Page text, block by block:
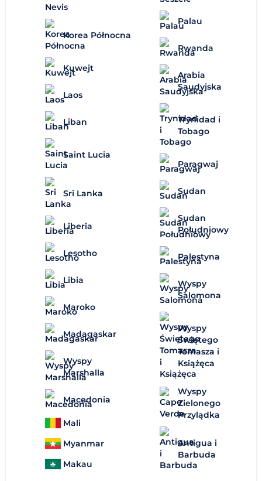
Korea Północna
Kuwejt
Laos
Liban
Saint Lucia
Sri Lanka
Liberia
Lesotho
Libia
Maroko
Madagaskar
Wyspy
Marshalla
Macedonia
Mali
Myanmar
Makau
Palau
Rwanda
Arabia
Saudyjska
Trynidad i
Tobago
Paragwaj
Sudan
Sudan
Południowy
Palestyna
Wyspy
Salomona
Wyspy
Świętego
Tomasza i
Książęca
Wyspy
Zielonego
Przylądka
Antigua i
Barbuda